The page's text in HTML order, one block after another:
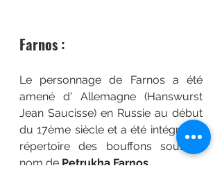
Farnos :
Le personnage de Farnos a été
amené d' Allemagne (Hanswurst
Jean Saucisse) en Russie au début
du 17ème siècle et a été intégré au
répertoire des bouffons sous le
nom de Petrukha Farnos